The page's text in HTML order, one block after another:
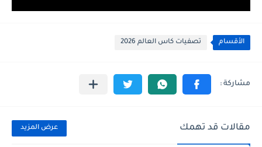
الأقسام تصفيات كاس العالم 2026
مقالات قد تهمك عرض المزيد